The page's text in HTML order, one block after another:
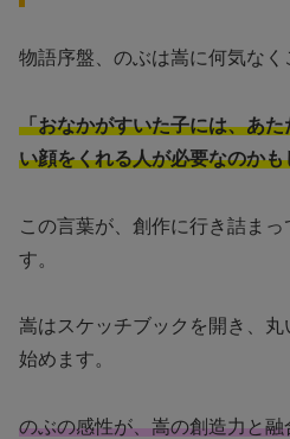
物語序盤、のぶは嵩に何気なく
「おなかがすいた子には、あ
い顔をくれる人が必要なのかも
この言葉が、創作に行き詰ま
す。
嵩はスケッチブックを開き、
始めます。
のぶの感性が、嵩の創造力と融